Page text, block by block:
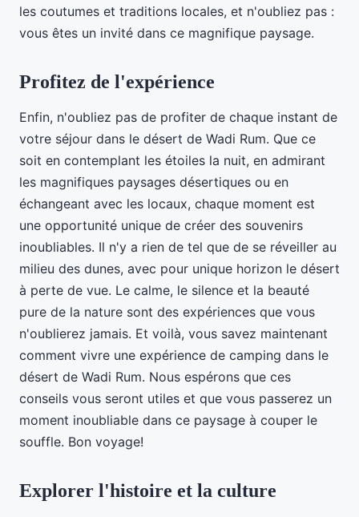
les coutumes et traditions locales, et n'oubliez pas :
vous êtes un invité dans ce magnifique paysage.
Profitez de l'expérience
Enfin, n'oubliez pas de profiter de chaque instant de
votre séjour dans le désert de Wadi Rum. Que ce
soit en contemplant les étoiles la nuit, en admirant
les magnifiques paysages désertiques ou en
échangeant avec les locaux, chaque moment est
une opportunité unique de créer des souvenirs
inoubliables. Il n'y a rien de tel que de se réveiller au
milieu des dunes, avec pour unique horizon le désert
à perte de vue. Le calme, le silence et la beauté
pure de la nature sont des expériences que vous
n'oublierez jamais. Et voilà, vous savez maintenant
comment vivre une expérience de camping dans le
désert de Wadi Rum. Nous espérons que ces
conseils vous seront utiles et que vous passerez un
moment inoubliable dans ce paysage à couper le
souffle. Bon voyage!
Explorer l'histoire et la culture